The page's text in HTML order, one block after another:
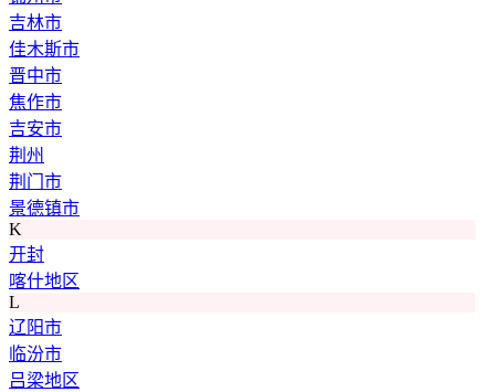
吉林市
佳木斯市
晋中市
焦作市
吉安市
荆州
荆门市
景德镇市
K
开封
喀什地区
L
辽阳市
临汾市
吕梁地区